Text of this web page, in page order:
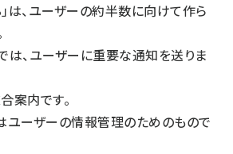
」は、ユーザーの約半数に向けて作ら
では、ユーザーに重要な通知を送りま
案内です。
はユーザーの情報管理のためのもので